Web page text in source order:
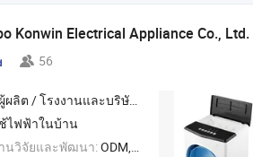
Konwin Electrical Appliance Co., Ltd.
56
ผู้ผลิต / โรงงานและบริษัทผู้ค้า
ช้ไฟฟ้าในบ้าน
นวิจัยและพัฒนา:ODM,OEM